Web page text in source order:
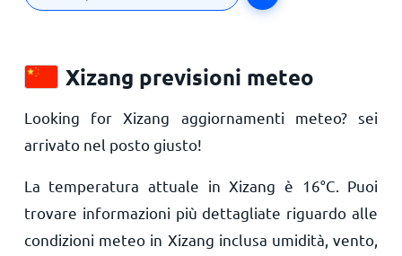
Xizang previsioni meteo
Looking for Xizang aggiornamenti meteo? sei
arrivato nel posto giusto!
La temperatura attuale in Xizang è 16°C . Puoi
trovare informazioni più dettagliate riguardo alle
condizioni meteo in Xizang inclusa umidità, vento,